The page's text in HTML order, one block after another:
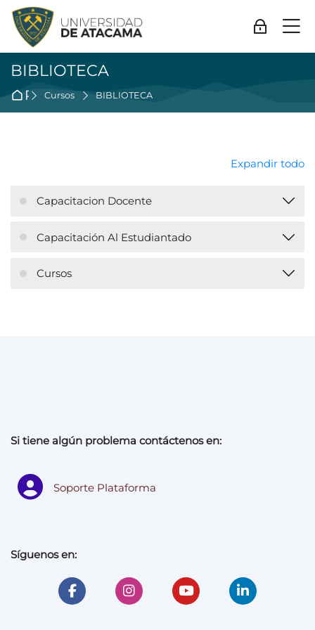
Skip to navigation
Skip to login form
Salta al contenido principal
Skip to accessibility options
Skip to footer
Skip accessibility options
Acceder
BIBLIOTECA
Página Principal
Cursos BIBLIOTECA
Expandir todo
Capacitacion Docente
Capacitación Al Estudiantado
Cursos
Si tiene algún problema contáctenos en:
Soporte Plataforma
Síguenos en: